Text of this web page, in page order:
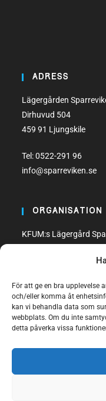
För att ge en bra upplevelse
och/eller komma åt
kan vi behandla data som
webbplats. Om du inte
detta påverka vissa
ADRESS
Lägergården
Dirhuvud 504
459 91 Ljungskile
Tel:0522-291 96
info@sparreviken.se
ORGANISATION
KFUM:s Lägergård